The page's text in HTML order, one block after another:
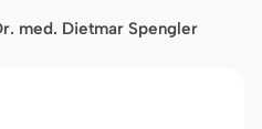
med. Dietmar Spengler